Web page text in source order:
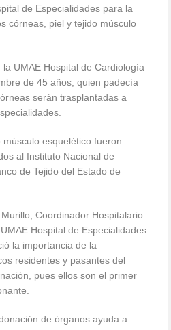
de Especialidades para la
córneas, piel y tejido músculo
UMAE Hospital de Cardiología
de 45 años, quien padecía
serán trasplantadas a
esquelético fueron
al Instituto Nacional de
de Tejido del Estado de
Coordinador Hospitalario
Hospital de Especialidades
la importancia de la
residentes y pasantes del
pues ellos son el primer
de órganos ayuda a